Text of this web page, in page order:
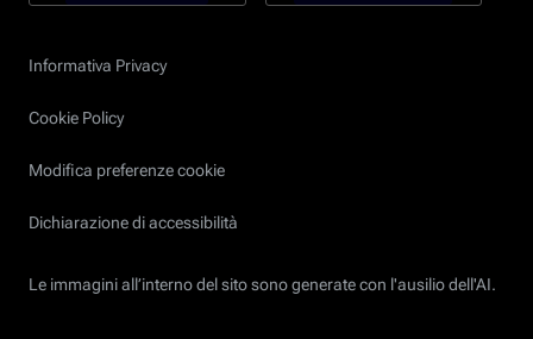
Informativa Privacy
Cookie Policy
Modifica preferenze cookie
Dichiarazione di accessibilità
Le immagini all’interno del sito sono generate con l'ausilio dell'AI.